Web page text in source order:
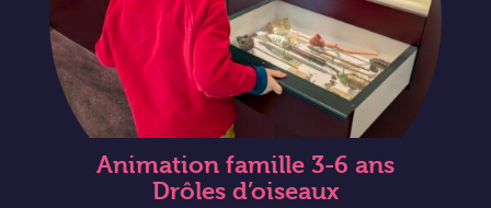
Animation famille 3-6 ans
Drôles d’oiseaux